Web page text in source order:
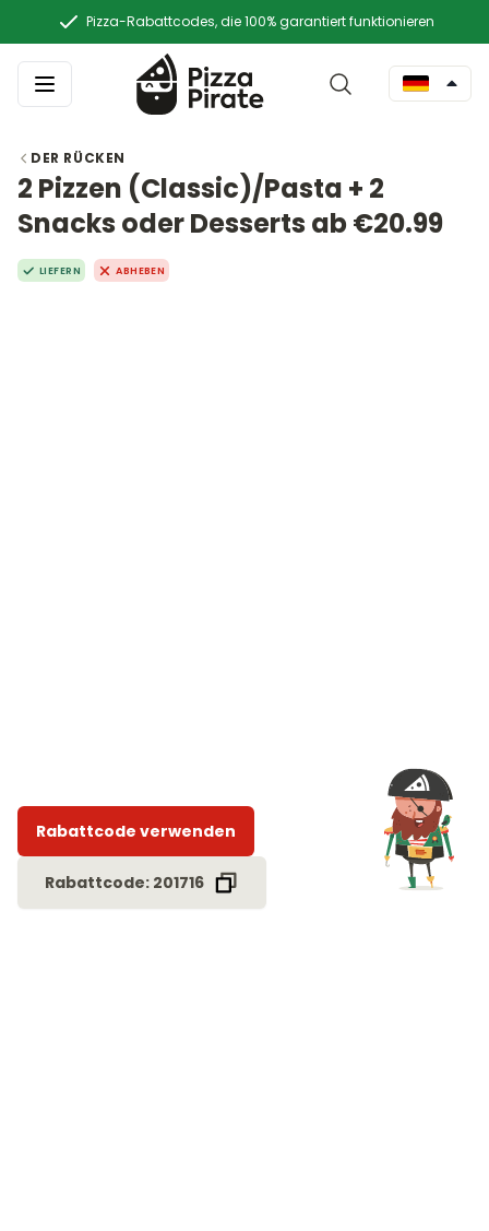
Pizza-Rabattcodes, die 100% garantiert funktionieren
DER RÜCKEN
2 Pizzen (Classic)/Pasta + 2
Snacks oder Desserts ab €20.99
LIEFERN ABHEBEN
Rabattcode verwenden
Rabattcode: 201716